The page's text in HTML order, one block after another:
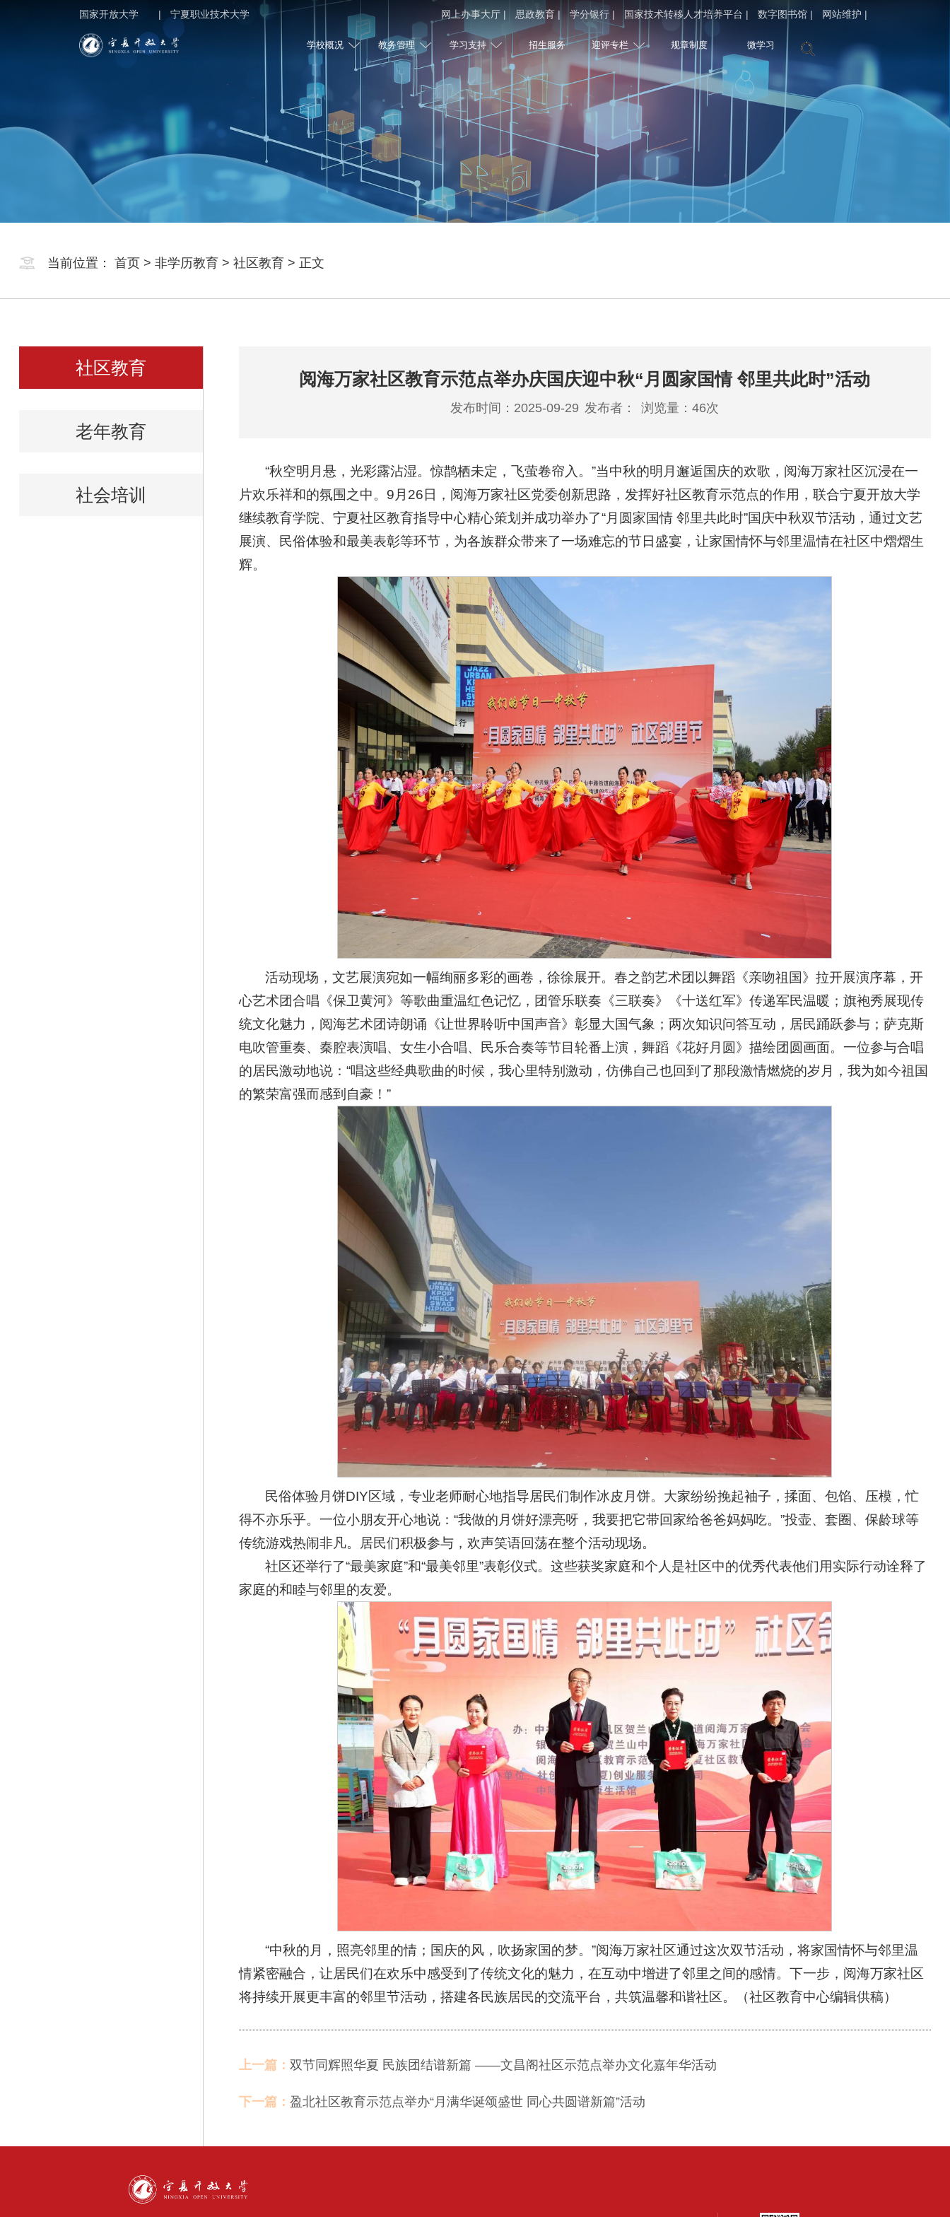
国家开放大学 | 宁夏职业技术大学 网上办事大厅 | 思政教育 | 学分银行 | 国家技术转移人才培养平台 | 数字图书馆 | 网站维护 |
学校概况 教务管理 学习支持 招生服务 迎评专栏 规章制度 微学习
当前位置： 首页 > 非学历教育 > 社区教育 > 正文
社区教育
老年教育
社会培训
阅海万家社区教育示范点举办庆国庆迎中秋“月圆家国情 邻里共此时”活动
发布时间：2025-09-29 发布者： 浏览量：46次
“秋空明月悬，光彩露沾湿。惊鹊栖未定，飞萤卷帘入。”当中秋的明月邂逅国庆的欢歌，阅海万家社区沉浸在一
片欢乐祥和的氛围之中。9月26日，阅海万家社区党委创新思路，发挥好社区教育示范点的作用，联合宁夏开放大学
继续教育学院、宁夏社区教育指导中心精心策划并成功举办了“月圆家国情 邻里共此时”国庆中秋双节活动，通过文艺
展演、民俗体验和最美表彰等环节，为各族群众带来了一场难忘的节日盛宴，让家国情怀与邻里温情在社区中熠熠生
辉。
活动现场，文艺展演宛如一幅绚丽多彩的画卷，徐徐展开。春之韵艺术团以舞蹈《亲吻祖国》拉开展演序幕，开
心艺术团合唱《保卫黄河》等歌曲重温红色记忆，团管乐联奏《三联奏》《十送红军》传递军民温暖；旗袍秀展现传
统文化魅力，阅海艺术团诗朗诵《让世界聆听中国声音》彰显大国气象；两次知识问答互动，居民踊跃参与；萨克斯
电吹管重奏、秦腔表演唱、女生小合唱、民乐合奏等节目轮番上演，舞蹈《花好月圆》描绘团圆画面。一位参与合唱
的居民激动地说：“唱这些经典歌曲的时候，我心里特别激动，仿佛自己也回到了那段激情燃烧的岁月，我为如今祖国
的繁荣富强而感到自豪！”
民俗体验月饼DIY区域，专业老师耐心地指导居民们制作冰皮月饼。大家纷纷挽起袖子，揉面、包馅、压模，忙
得不亦乐乎。一位小朋友开心地说：“我做的月饼好漂亮呀，我要把它带回家给爸爸妈妈吃。”投壶、套圈、保龄球等
传统游戏热闹非凡。居民们积极参与，欢声笑语回荡在整个活动现场。
社区还举行了“最美家庭”和“最美邻里”表彰仪式。这些获奖家庭和个人是社区中的优秀代表他们用实际行动诠释了
家庭的和睦与邻里的友爱。
“中秋的月，照亮邻里的情；国庆的风，吹扬家国的梦。”阅海万家社区通过这次双节活动，将家国情怀与邻里温
情紧密融合，让居民们在欢乐中感受到了传统文化的魅力，在互动中增进了邻里之间的感情。下一步，阅海万家社区
将持续开展更丰富的邻里节活动，搭建各民族居民的交流平台，共筑温馨和谐社区。（社区教育中心编辑供稿）
上一篇： 双节同辉照华夏 民族团结谱新篇 ——文昌阁社区示范点举办文化嘉年华活动
下一篇： 盈北社区教育示范点举办“月满华诞颂盛世 同心共圆谱新篇”活动